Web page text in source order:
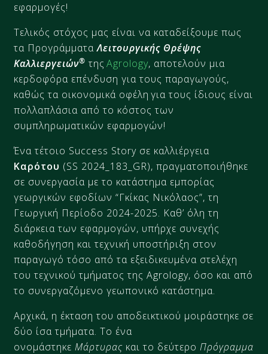
εφαρμογές!
Τελικός στόχος μας είναι να καταδείξουμε πως
τα ΠρογράμματαΛειτουργικής Θρέψης
Καλλιεργειών® τηςAgrology, αποτελούν μια
κερδοφόρα επένδυση για τους παραγωγούς,
καθώς τα οικονομικά οφέλη για τους ίδιους είναι
πολλαπλάσια από το κόστος των
συμπληρωματικών εφαρμογών!
Ένα τέτοιο Success Story σε καλλιέργεια
Καρότου (SS 2024 183 _GR), πραγματοποιήθηκε
σε συνεργασία με το κατάστημα εμπορίας
γεωργικών εφοδίων “Γκίκας Νικόλαος”, τη
Γεωργική Περίοδο 2024-2025. Καθ’ όλη τη
διάρκεια των εφαρμογών, υπήρχε συνεχής
καθοδήγηση και τεχνική υποστήριξη στον
παραγωγό τόσο από τα εξειδικευμένα στελέχη
του τεχνικού τμήματος της Agrology, όσο και από
το συνεργαζόμενο γεωπονικό κατάστημα.
Αρχικά, η έκταση του αποδεικτικού μοιράστηκε σε
δύο ίσα τμήματα. Το ένα
ονομάστηκεΜάρτυρας και το δεύτεροΠρόγραμμα